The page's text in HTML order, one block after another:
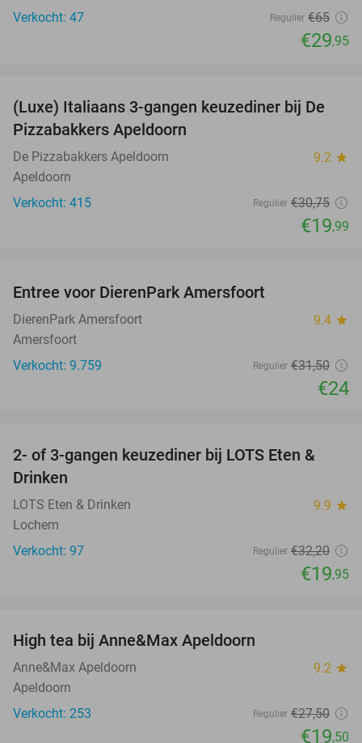
Verkocht: 47
Regulier €65
€29,95
35%
(Luxe) Italiaans 3-gangen keuzediner bij De
Pizzabakkers Apeldoorn
De Pizzabakkers Apeldoorn 9.2 star
Apeldoorn
Verkocht: 415
Regulier €30,75
€19,99
Entree voor DierenPark Amersfoort
DierenPark Amersfoort 9.4 star
Amersfoort
Verkocht: 9.759
Regulier €31,50
€24
38%
2- of 3-gangen keuzediner bij LOTS Eten &
Drinken
LOTS Eten & Drinken 9.9 star
Lochem
Verkocht: 97
Regulier €32,20
€19,95
High tea bij Anne&Max Apeldoorn
Anne&Max Apeldoorn 9.2 star
Apeldoorn
Verkocht: 253
Regulier €27,50
€19,50